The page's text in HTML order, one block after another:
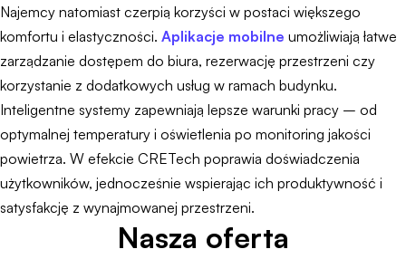
Najemcy natomiast czerpią korzyści w postaci większego
komfortu i elastyczności. Aplikacje mobilne umożliwiają łatwe
zarządzanie dostępem do biura, rezerwację przestrzeni czy
korzystanie z dodatkowych usług w ramach budynku.
Inteligentne systemy zapewniają lepsze warunki pracy – od
optymalnej temperatury i oświetlenia po monitoring jakości
powietrza. W efekcie CRETech poprawia doświadczenia
użytkowników, jednocześnie wspierając ich produktywność i
satysfakcję z wynajmowanej przestrzeni.
Nasza oferta